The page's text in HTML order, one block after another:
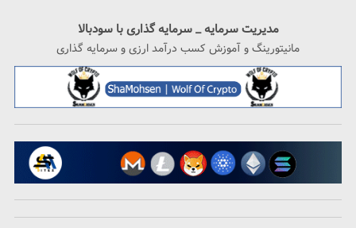
مدیریت سرمایه _ سرمایه گذاری با سودبالا
مانیتورینگ و آموزش کسب درآمد ارزی و سرمایه گذاری